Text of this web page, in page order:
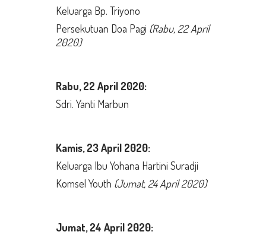
Keluarga Bp. Triyono
Persekutuan Doa Pagi (Rabu, 22 April
2020)
Rabu, 22 April 2020:
Sdri. Yanti Marbun
Kamis,23 April 2020:
Keluarga Ibu Yohana Hartini Suradji
Komsel Youth (Jumat, 24 April 2020)
Jumat,24 April 2020: